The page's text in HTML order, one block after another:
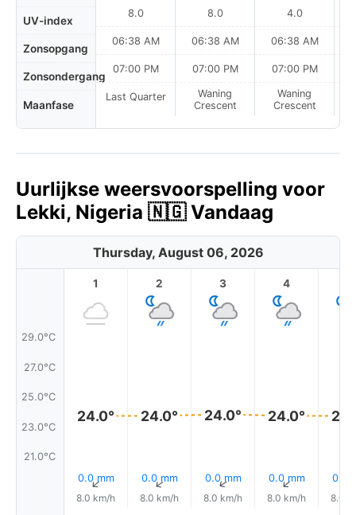
UV-index
Zonsopgang
Zonsondergang
Maanfase
8.0
06:38 AM
07:00 PM
Last Quarter
8.0
06:38 AM
07:00 PM
Waning
Crescent
4.0
06:38 AM
07:00 PM
Waning
Crescent
Uurlijkse weersvoorspelling voor
Lekki, Nigeria 🇳🇬 Vandaag
Thursday, August 06, 2026
29.0°C
27.0°C
25.0°C
23.0°C
21.0°C
1
24.0°
0.0 mm
↑
8.0 km/h
2
24.0°
0.0 mm
↑
8.0 km/h
3
24.0°
0.0 mm
↑
8.0 km/h
4
24.0°
0.0 mm
↑
8.0 km/h
0.0
8.0